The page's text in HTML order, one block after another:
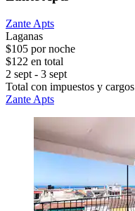
Zante Apts
Laganas
$105 por noche
$122 en total
2 sept - 3 sept
Total con impuestos y cargos
Zante Apts